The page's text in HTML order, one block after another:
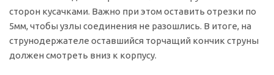
сторон кусачками. Важно при этом оставить отрезки по
5мм, чтобы узлы соединения не разошлись. В итоге, на
струнодержателе оставшийся торчащий кончик струны
должен смотреть вниз к корпусу.